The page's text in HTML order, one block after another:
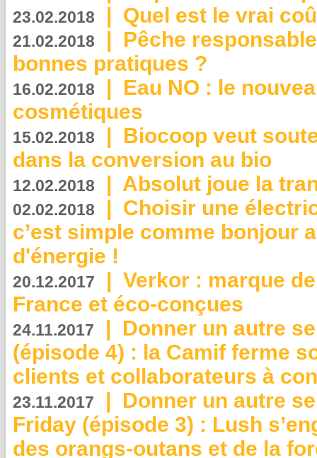
23.02.2018 | Quel est le vrai
21.02.2018 | Pêche
bonnes pratiques ?
16.02.2018 | Eau NO : le
cosmétiques
15.02.2018 | Biocoop veut
dans la conversion au bio
12.02.2018 | Absolut joue la
02.02.2018 | Choisir une
c’est simple comme bonjour
d'énergie !
20.12.2017 | Verkor : marque
France et éco-conçues
24.11.2017 | Donner un autre
(épisode 4) : la Camif ferme
clients et collaborateurs à
23.11.2017 | Donner un autre
Friday (épisode 3) : Lush
des orangs-outans et de la